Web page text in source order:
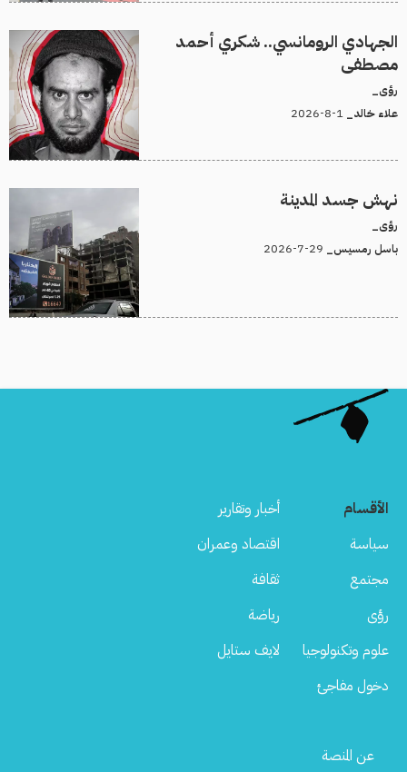
الجهادي الرومانسي.. شكري أحمد
مصطفى
رؤى_
علاء خالد_
نهش جسد المدينة
رؤى_
باسل رمسيس_
الأقسام
أخبار وتقارير
سياسة
اقتصاد وعمران
مجتمع
ثقافة
رؤى
رياضة
علوم وتكنولوجيا
لايف ستايل
دخول مفاجئ
Footer
عن المنصة